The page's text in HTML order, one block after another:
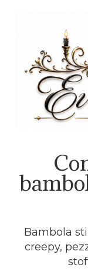
Bambola
creepy,